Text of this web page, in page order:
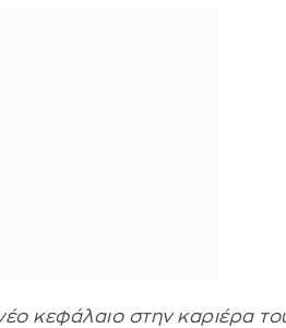
κεφάλαιο στην καριέρα